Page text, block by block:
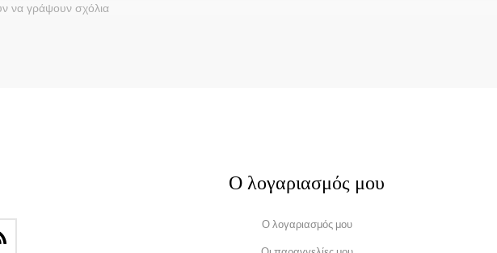
να γράψουν σχόλια
Ο λογαριασμός μου
Ο λογαριασμός μου